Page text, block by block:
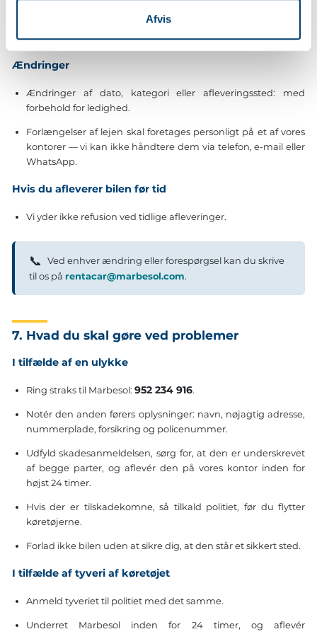
Afvis
Ikke-refunderbare takster: ingen refusion under nogen
omstændigheder (altid tydeligt angivet ved bestillingen).
Ændringer
Ændringer af dato, kategori eller afleveringssted: med
forbehold for ledighed.
Forlængelser af lejen skal foretages personligt på et af vores
kontorer — vi kan ikke håndtere dem via telefon, e-mail eller
WhatsApp.
Hvis du afleverer bilen før tid
Vi yder ikke refusion ved tidlige afleveringer.
📞
Ved enhver ændring eller forespørgsel kan du skrive
til os på rentacar@marbesol.com.
7. Hvad du skal gøre ved problemer
I tilfælde af en ulykke
Ring straks til Marbesol: 952 234 916.
Notér den anden førers oplysninger: navn, nøjagtig adresse,
nummerplade, forsikring og policenummer.
Udfyld skadesanmeldelsen, sørg for, at den er underskrevet
af begge parter, og aflevér den på vores kontor inden for
højst 24 timer.
Hvis der er tilskadekomne, så tilkald politiet, før du flytter
køretøjerne.
Forlad ikke bilen uden at sikre dig, at den står et sikkert sted.
I tilfælde af tyveri af køretøjet
Anmeld tyveriet til politiet med det samme.
Underret Marbesol inden for 24 timer, og aflevér